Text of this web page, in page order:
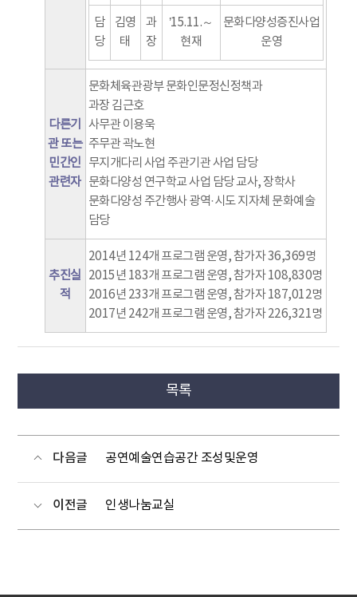
담
당
김영
태
과
장
’15.11.～
현재
문화다양성증진사업
운영
다른기
관 또는
민간인
관련자
문화체육관광부 문화인문정신정책과
과장 김근호
사무관 이용욱
주무관 곽노현
무지개다리 사업 주관기관 사업 담당
문화다양성 연구학교 사업 담당 교사, 장학사
문화다양성 주간행사 광역·시도 지자체 문화예술
담당
추진실
적
2014년 124개 프로그램 운영, 참가자 36,369명
2015년 183개 프로그램 운영, 참가자 108,830명
2016년 233개 프로그램 운영, 참가자 187,012명
2017년 242개 프로그램 운영, 참가자 226,321명
목록
다음글 공연예술연습공간 조성및운영
이전글 인생나눔교실